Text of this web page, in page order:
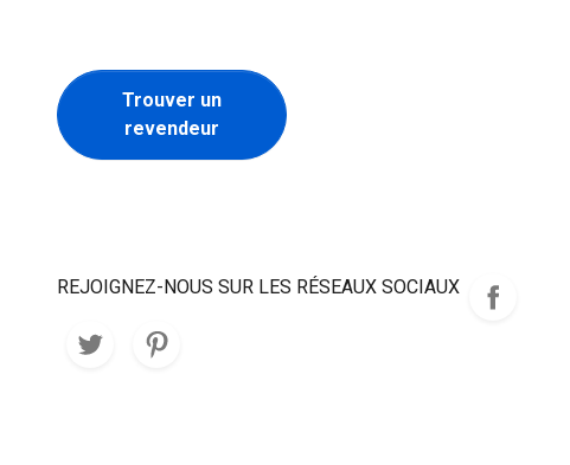
Trouver un
revendeur
REJOIGNEZ-NOUS SUR LES RÉSEAUX SOCIAUX